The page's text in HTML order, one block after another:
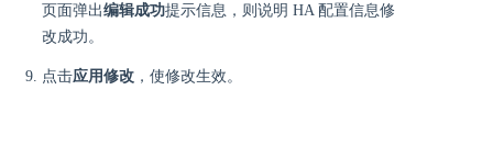
页面弹出编辑成功提示信息，则说明 HA 配置信息修
改成功。
点击应用修改 ，使修改生效。